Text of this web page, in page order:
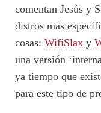
comentan Jesús y
distros más
cosas: WifiSlax y
una versión
ya tiempo que
para este tipo de